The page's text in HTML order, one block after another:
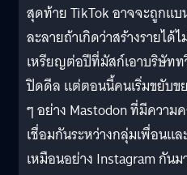
สุดท้าย TikTok อาจจะถูกแบ
ละลายถ้าเกิดว่าสร้างรายไ
เหรียญต่อปีที่มัสก์เอาบริษัทท
ปิดดีล แต่ตอนนี้คนเริ่มขยับข
ๆ อย่าง Mastodon ที่มีความ
เชื่อมกันระหว่างกลุ่มเพื่อนแ
เหมือนอย่าง Instagram กัน